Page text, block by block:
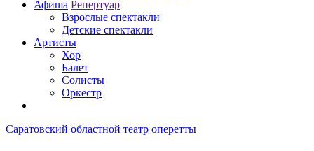
Афиша Репертуар
Взрослые спектакли
Детские спектакли
Артисты
Хор
Балет
Солисты
Оркестр
Саратовский областной театр оперетты